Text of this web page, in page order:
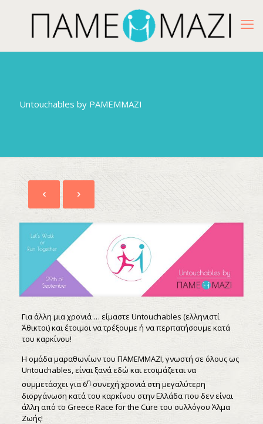
Untouchables by PAMEMMAZI
Για άλλη μια χρονιά … είμαστε Untouchables (ελληνιστί
Άθικτοι) και έτοιμοι να τρέξουμε ή να περπατήσουμε κατά
του καρκίνου!
Η ομάδα μαραθωνίων του ΠΑΜΕΜΜΑΖΙ, γνωστή σε όλους ως
Untouchables, είναι ξανά εδώ και ετοιμάζεται να
συμμετάσχει για 6η συνεχή χρονιά στη μεγαλύτερη
διοργάνωση κατά του καρκίνου στην Ελλάδα που δεν είναι
άλλη από το Greece Race for the Cure του συλλόγου Άλμα
Ζωής!